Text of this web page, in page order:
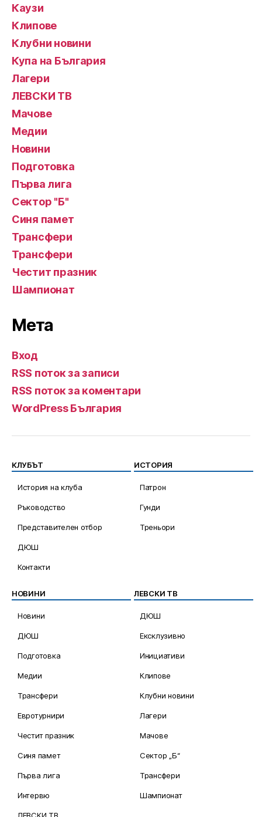
Каузи
Клипове
Клубни новини
Купа на България
Лагери
ЛЕВСКИ ТВ
Мачове
Медии
Новини
Подготовка
Първа лига
Сектор "Б"
Синя памет
Трансфери
Трансфери
Честит празник
Шампионат
Мета
Вход
RSS поток за записи
RSS поток за коментари
WordPress България
КЛУБЪТ
История на клуба
Ръководство
Представителен отбор
ДЮШ
Контакти
ИСТОРИЯ
Патрон
Гунди
Треньори
НОВИНИ
Новини
ДЮШ
Подготовка
Медии
Трансфери
Евротурнири
Честит празник
Синя памет
Първа лига
Интервю
ЛЕВСКИ ТВ
ДЮШ
Ексклузивно
Инициативи
Клипове
Клубни новини
Лагери
Мачове
Сектор „Б“
Трансфери
Шампионат